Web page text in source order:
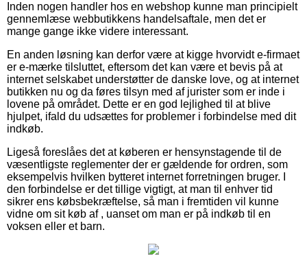
Inden nogen handler hos en webshop kunne man principielt
gennemlæse webbutikkens handelsaftale, men det er
mange gange ikke videre interessant.
En anden løsning kan derfor være at kigge hvorvidt e-firmaet
er e-mærke tilsluttet, eftersom det kan være et bevis på at
internet selskabet understøtter de danske love, og at internet
butikken nu og da føres tilsyn med af jurister som er inde i
lovene på området. Dette er en god lejlighed til at blive
hjulpet, ifald du udsættes for problemer i forbindelse med dit
indkøb.
Ligeså foreslåes det at køberen er hensynstagende til de
væsentligste reglementer der er gældende for ordren, som
eksempelvis hvilken bytteret internet forretningen bruger. I
den forbindelse er det tillige vigtigt, at man til enhver tid
sikrer ens købsbekræftelse, så man i fremtiden vil kunne
vidne om sit køb af , uanset om man er på indkøb til en
voksen eller et barn.